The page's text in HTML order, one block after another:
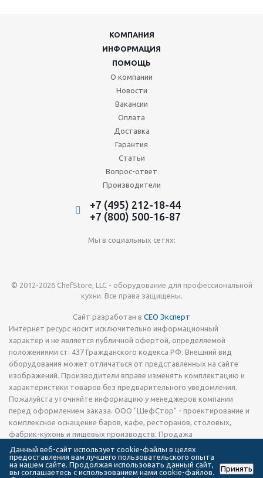
КОМПАНИЯ
ИНФОРМАЦИЯ
ПОМОЩЬ
О компании
Новости
Вакансии
Оплата
Доставка
Гарантия
Статьи
Вопрос-ответ
Производители
+7 (495) 212-18-44
+7 (800) 500-16-87
Мы в социальных сетях:
© 2012-2026 ChefStore, LLC - оборудование для профессиональной
кухни. Все права защищены.
Сайт разработан в СЕО Эксперт
Интернет ресурс носит исключительно информационный
характер и не является публичной офертой, определяемой
положениями ст. 437 Гражданского кодекса РФ. Внешний вид
оборудования может отличаться от представленных на сайте
изображений. Производители вправе изменять комплектацию и
характеристики товаров без предварительного уведомления.
Пожалуйста уточняйте информацию у менеджеров компании
перед оформлением заказа. ООО "ШефСтор" - проектирование и
комплексное оснащение баров, кафе, ресторанов, столовых,
фабрик-кухонь и пищевых производств. Продажа
технологического теплового, холодильного и
электромеханического оборудования, запчастей, кухонной посуды
и инвентаря, а также сервировочной посуды и приборов.
Данный веб-сайт использует cookie-файлы в целях
предоставления вам лучшего пользовательского опыта
на нашем сайте. Продолжая использовать данный сайт,
вы соглашаетесь с использованием нами cookie-файлов.
Принять